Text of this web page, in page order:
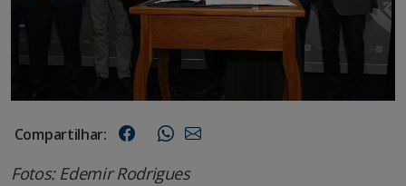
Compartilhar:
Fotos: Edemir Rodrigues